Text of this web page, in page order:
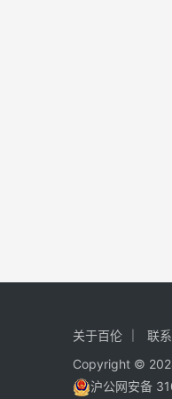
关于百伦 联
Copyright ©
沪公网安备